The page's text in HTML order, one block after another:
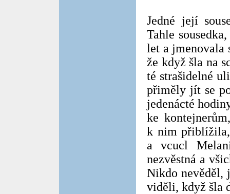
Jedné její
Tahle
let a jmenovala
že když šla na
té strašidelné
přiměly jít se
jedenácté
ke
k nim přiblížila,
a vcucl
nezvěstná a
Nikdo nevěděl,
viděli, když šla